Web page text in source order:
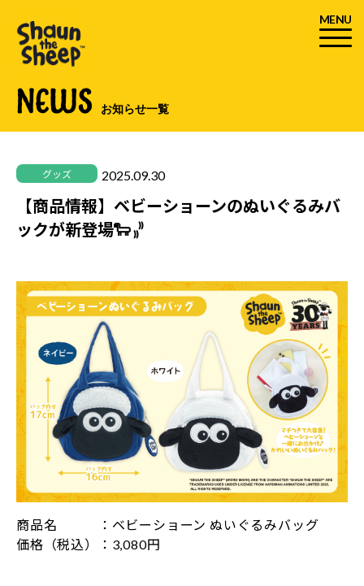
MENU
NEWS お知らせ一覧
グッズ 2025.09.30
【商品情報】ベビーショーンのぬいぐるみバ
ックが新登場🐑 ₎₎⁾⁾
商品名 ：ベビーショーン ぬいぐるみバッグ
価格（税込）：3,080円